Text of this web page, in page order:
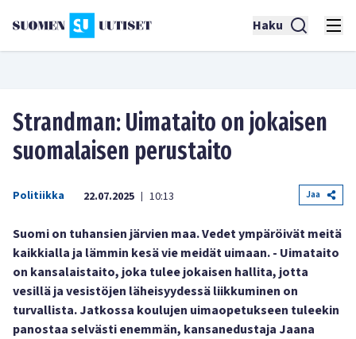
Haku
Strandman: Uimataito on jokaisen
suomalaisen perustaito
Politiikka 22.07.2025 | 10:13 Jaa
Suomi on tuhansien järvien maa. Vedet ympäröivät meitä
kaikkialla ja lämmin kesä vie meidät uimaan. - Uimataito
on kansalaistaito, joka tulee jokaisen hallita, jotta
vesillä ja vesistöjen läheisyydessä liikkuminen on
turvallista. Jatkossa koulujen uimaopetukseen tuleekin
panostaa selvästi enemmän, kansanedustaja Jaana